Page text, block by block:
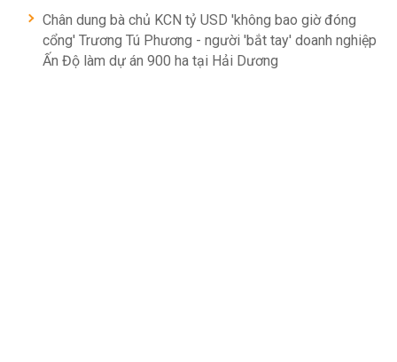
Chân dung bà chủ KCN tỷ USD 'không bao giờ đóng
cổng' Trương Tú Phương - người 'bắt tay' doanh nghiệp
Ấn Độ làm dự án 900 ha tại Hải Dương